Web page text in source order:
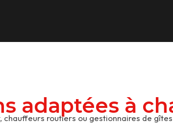
adaptées à
routiers ou gestionnaires de